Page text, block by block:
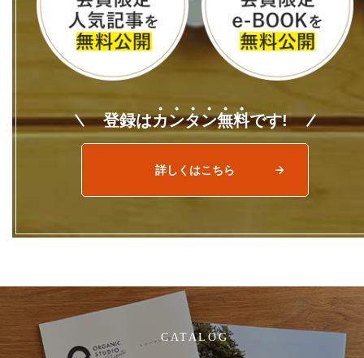
登録はカンタン無料です!
詳しくはこちら
CATALOG